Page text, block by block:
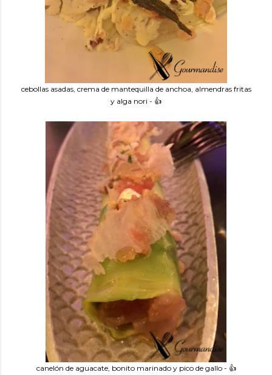
cebollas asadas, crema de mantequilla de anchoa, almendras fritas
y alga nori - 👍
canelón de aguacate, bonito marinado y pico de gallo - 👍